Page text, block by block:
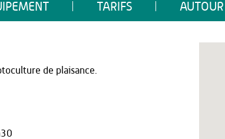
TARIFS
de plaisance.